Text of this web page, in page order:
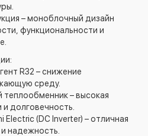
– моноблочный дизайн
функциональности и
R32 – снижение
среду.
– высокая
долговечность.
(DC Inverter) – отличная
надежность.